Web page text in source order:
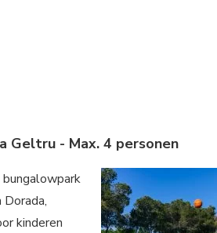
Geltru - Max. 4 personen
kinderen